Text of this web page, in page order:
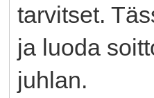
tarvitset.
ja luoda
juhlan.